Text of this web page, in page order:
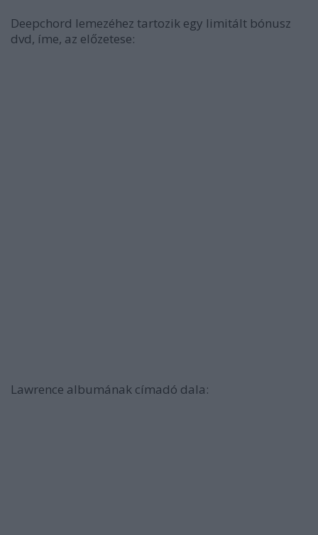
Deepchord lemezéhez tartozik egy limitált bónusz
dvd, íme, az előzetese:
Lawrence albumának címadó dala: